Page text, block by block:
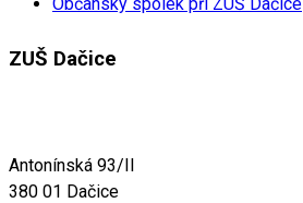
ZUŠ Dačice
Antonínská 93/II
380 01 Dačice